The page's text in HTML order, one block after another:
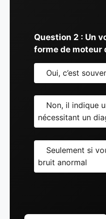
Question 2 : Un
forme de moteur
Oui, c’est
Non, il indique
nécessitant un
Seulement si
bruit anormal